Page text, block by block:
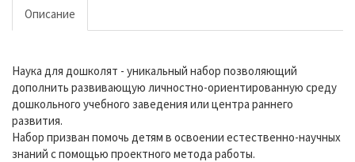
Описание
Наука для дошколят - уникальный набор позволяющий
дополнить развивающую личностно-ориентированную среду
дошкольного учебного заведения или центра раннего
развития.
Набор призван помочь детям в освоении естественно-научных
знаний с помощью проектного метода работы.